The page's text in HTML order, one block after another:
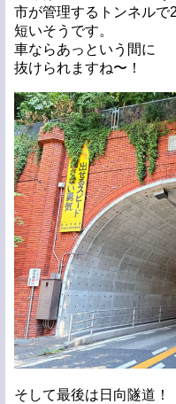
市が管理するトンネルで
短いそうです。
車ならあっという間に
抜けられますね〜！
そして最後は日向隧道！